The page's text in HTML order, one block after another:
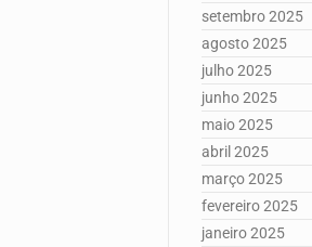
setembro 2025
agosto 2025
julho 2025
junho 2025
maio 2025
abril 2025
março 2025
fevereiro 2025
janeiro 2025